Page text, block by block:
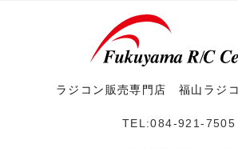
ラジコン販売専門店 福山ラジ
TEL:084-921-7505